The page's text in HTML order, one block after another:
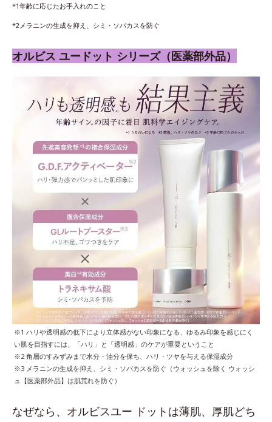
*1年齢に応じたお手入れのこと
*2メラニンの生成を抑え、シミ・ソバカスを防ぐ
オルビス ユードット シリーズ（医薬部外品）
※1 ハリや透明感の低下により立体感がない印象になる、ゆるみ印象を感じにく
い肌を目指すには、「ハリ」と「透明感」のケアが重要ということ
※2 角層のすみずみまで水分・油分を保ち、ハリ・ツヤを与える保湿成分
※3 メラニンの生成を抑え、シミ・ソバカスを防ぐ（ウォッシュを除く ウォッシ
ュ【医薬部外品】は肌荒れを防ぐ）
なぜなら、オルビスユー ドットは薄肌、厚肌どち